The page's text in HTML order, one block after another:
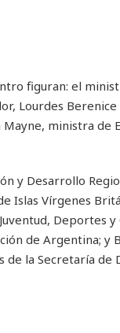
figuran: el
Lourdes
ministra de
y Desarrollo
Islas Vírgenes
Deportes y
de Argentina; y
la Secretaría de